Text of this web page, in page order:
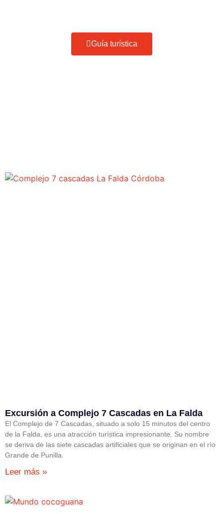
Guía turística
Excursión a Complejo 7 Cascadas en La Falda
El Complejo de 7 Cascadas, situado a solo 15 minutos del centro
de la Falda, es una atracción turística impresionante. Su nombre
se deriva de las siete cascadas artificiales que se originan en el río
Grande de Punilla.
Leer más »